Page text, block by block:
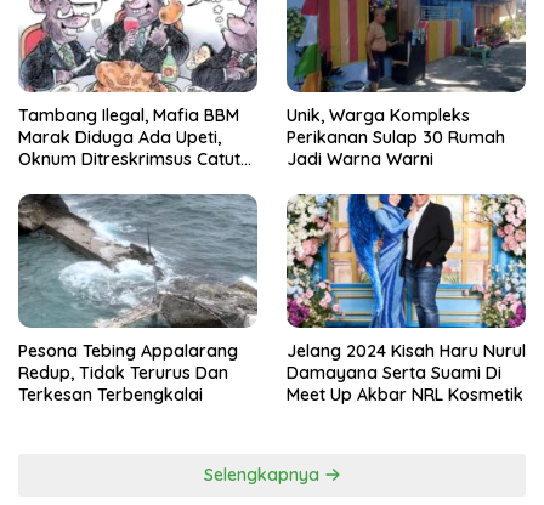
Tambang Ilegal, Mafia BBM
Marak Diduga Ada Upeti,
Oknum Ditreskrimsus Catut
Unik, Warga Kompleks
Perikanan Sulap 30 Rumah
Jadi Warna Warni
Pesona Tebing Appalarang
Redup, Tidak Terurus Dan
Terkesan Terbengkalai
Jelang 2024 Kisah Haru Nurul
Damayana Serta Suami Di
Meet Up Akbar NRL Kosmetik
Selengkapnya